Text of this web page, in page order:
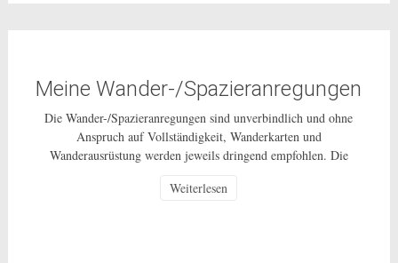
Meine Wander-/Spazieranregungen
Die Wander-/Spazieranregungen sind unverbindlich und ohne
Anspruch auf Vollständigkeit, Wanderkarten und
Wanderausrüstung werden jeweils dringend empfohlen. Die
Risiko und sind nur für den privaten Gebrauch gestattet. Bei den
Weiterlesen